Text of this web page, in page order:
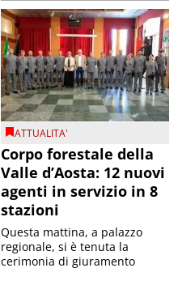
ATTUALITA'
Corpo forestale della
Valle d’Aosta: 12 nuovi
agenti in servizio in 8
stazioni
Questa mattina, a palazzo
regionale, si è tenuta la
cerimonia di giuramento